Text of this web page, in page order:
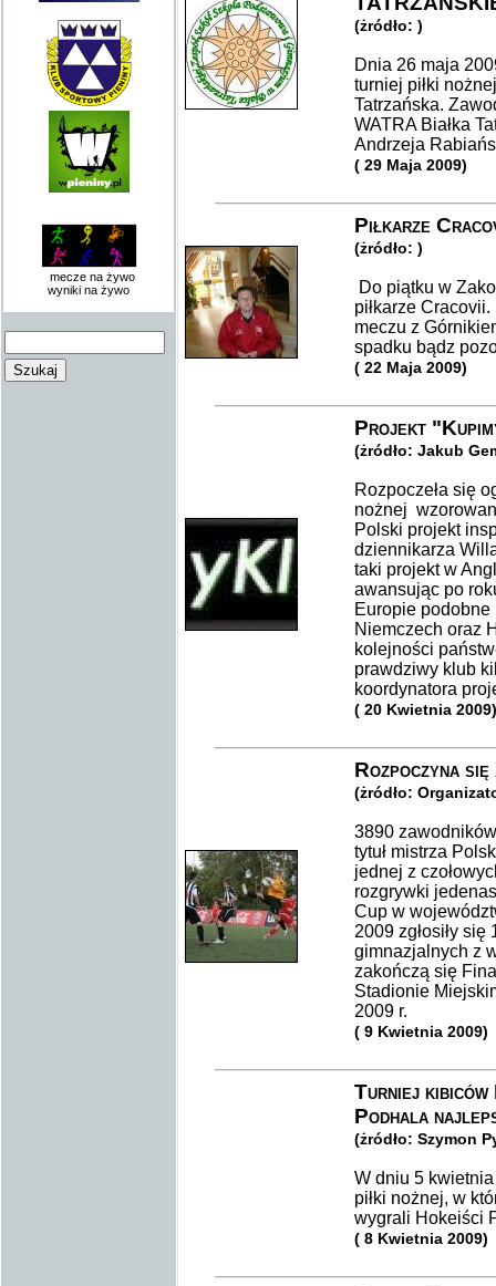
mecze na żywo
wyniki na żywo
(żródło: )
Dnia 26 maja
turniej piłki
Tatrzańska.
WATRA Białka
Andrzeja
( 29 Maja 2009)
Piłkarze
(żródło: )
Do piątku w
piłkarze
meczu z
spadku bądz
( 22 Maja 2009)
Projekt
(żródło: Jakub
Rozpoczeła się
nożnej
Polski projekt
dziennikarza
taki projekt w
awansując po
Europie podobne
Niemczech oraz
kolejności
prawdziwy klub
koordynatora
( 20 Kwietnia 2009)
Rozpoczyna
(żródło:
3890
tytuł mistrza
jednej z
rozgrywki
Cup w
2009 zgłosiły się
gimnazjalnych z
zakończą się
Stadionie
2009 r.
( 9 Kwietnia 2009)
Turniej kibiców
Podhala
(żródło: Szymon
W dniu 5
piłki nożnej, w
wygrali Hokeiści
( 8 Kwietnia 2009)